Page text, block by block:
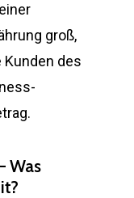
groß,
Kunden des
Was